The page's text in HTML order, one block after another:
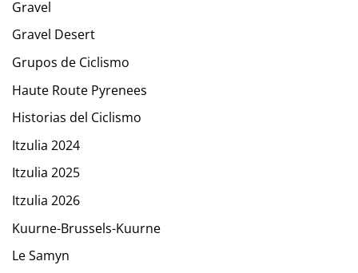
Gravel
Gravel Desert
Grupos de Ciclismo
Haute Route Pyrenees
Historias del Ciclismo
Itzulia 2024
Itzulia 2025
Itzulia 2026
Kuurne-Brussels-Kuurne
Le Samyn